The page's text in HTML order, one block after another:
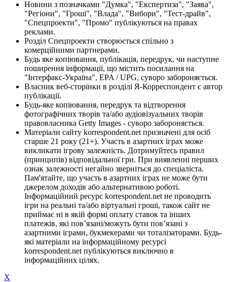
Новини з позначками "Думка", "Експертиза", "Заява",
"Регіони", "Гроші", "Влада", "Вибори", "Тест-драйв",
"Спецпроекти", "Промо" публікуються на правах
реклами.
Розділ Спецпроекти створюється спільно з
комерційними партнерами.
Будь яке копіювання, публікація, передрук, чи наступне
поширення інформації, що містить посилання на
"Інтерфакс-Україна", EPA / UPG, суворо забороняється.
Власник веб-сторінки в розділі Я-Корреспондент є автор
публікації.
Будь-яке копіювання, передрук та відтворення
фотографічних творів та/або аудіовізуальних творів
правовласника Getty Images - суворо забороняється.
Матеріали сайту korrespondent.net призначені для осіб
старше 21 року (21+). Участь в азартних іграх може
викликати ігрову залежність. Дотримуйтесь правил
(принципів) відповідальної гри. При виявленні перших
ознак залежності негайно зверніться до спеціаліста.
Пам'ятайте, що участь в азартних іграх не може бути
джерелом доходів або альтернативою роботі.
Інформаційний ресурс korrespondent.net не проводить
ігри на реальні та/або віртуальні гроші, також сайт не
приймає ні в якій формі оплату ставок та інших
платежів, які пов’язані/можуть бути пов’язані з
азартними іграми, букмекерами чи тоталізаторами. Будь-
які матеріали на інформаційному ресурсі
korrespondent.net публікуються виключно в
інформаційних цілях.
X